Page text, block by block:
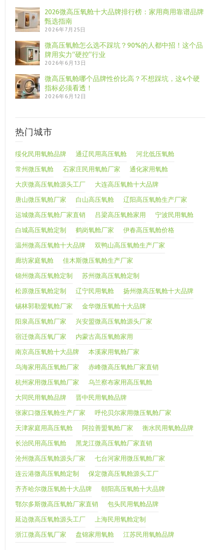
2026微高压氧舱十大品牌排行榜：家用商用靠谱品牌
甄选指南
2026年7月25日
微高压氧舱怎么选不踩坑？90%的人都中招！这个品
牌用实力“硬控”行业
2026年6月13日
微高压氧舱哪个品牌性价比高？不想踩坑，这4个硬
指标必须看透！
2026年6月12日
热门城市
绥化民用氧舱品牌 通辽民用高压氧舱 河北低压氧舱
常州微压氧舱 石家庄民用氧舱厂家 通化家用氧舱
大庆微高压氧舱源头工厂 大连高压氧舱十大品牌
唐山微压氧舱厂家 白山高压氧舱 辽阳高压氧舱生产厂家
运城微高压氧舱厂家直销 吕梁高压氧舱家用 宁波民用氧舱
白城高压氧舱定制 鹤岗氧舱厂家 伊春高压氧舱价格
温州微高压氧舱十大品牌 双鸭山高压氧舱生产厂家
廊坊家庭氧舱 佳木斯微压氧舱生产厂家
锦州微高压氧舱定制 苏州微高压氧舱定制
松原微压氧舱定制 辽宁民用氧舱 扬州微高压氧舱十大品牌
锡林郭勒盟氧舱厂家 金华微压氧舱十大品牌
阳泉高压氧舱厂家 兴安盟微高压氧舱源头厂家
宿迁微高压氧厂家 内蒙古高压氧舱家用
南京高压氧舱十大品牌 本溪家用氧舱厂家
乌海家用高压氧舱厂家 赤峰微高压氧舱厂家直销
杭州家用微压氧舱厂家 乌兰察布家用高压氧舱
大同民用氧舱品牌 晋中民用氧舱品牌
张家口微压氧舱生产厂家 呼伦贝尔家用微压氧舱厂家
天津家庭用高压氧舱 阿拉善盟氧舱厂家 衡水民用氧舱品牌
长治民用高压氧舱 黑龙江微高压氧舱厂家直销
沧州微高压氧舱源头厂家 七台河家用微压氧舱厂家
连云港微高压氧舱定制 保定微高压氧舱源头工厂
齐齐哈尔微压氧舱十大品牌 朝阳高压氧舱十大品牌
鄂尔多斯微高压氧舱厂家直销 包头民用氧舱品牌
延边微高压氧舱源头工厂 上海民用氧舱定制
浙江微高压氧厂家 盘锦家用氧舱 江苏民用氧舱品牌